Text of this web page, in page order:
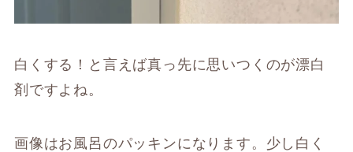
白くする！と言えば真っ先に思いつくのが漂白
剤ですよね。
画像はお風呂のパッキンになります。少し白く